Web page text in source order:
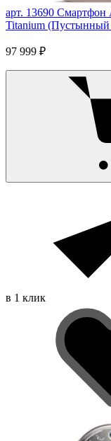
арт. 13690 Смартфон
Titanium
97 999 ₽
в 1 клик